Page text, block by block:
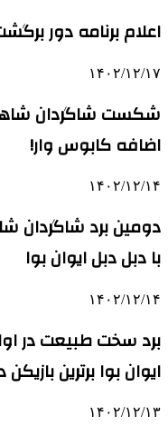
اعلام برنامه دور
۱۴۰۲/۱۲/۱۷
شکست شاگردان
اضافه کابوس وار!
۱۴۰۲/۱۲/۱۴
دومین برد شاگردان
با دبل دبل ایوان بوا
۱۴۰۲/۱۲/۱۴
برد سخت طبیعت در
ایوان بوا برترین بازیکن
۱۴۰۲/۱۲/۱۳